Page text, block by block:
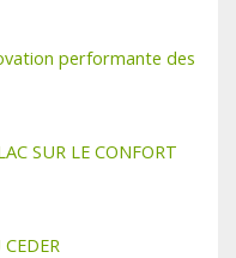
performante des
SUR LE CONFORT